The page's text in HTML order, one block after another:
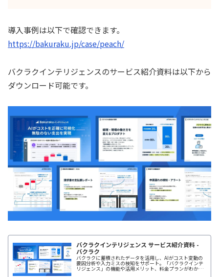
導入事例は以下で確認できます。
https://bakuraku.jp/case/peach/
バクラクインテリジェンスのサービス紹介資料は以下から
ダウンロード可能です。
バクラクインテリジェンス サービス紹介資料 -
バクラク
バクラクに蓄積されたデータを活用し、AIがコスト変動の
要因分析や入力ミスの検知をサポート。「バクラクインテ
リジェンス」の機能や活用メリット、料金プランがわかる